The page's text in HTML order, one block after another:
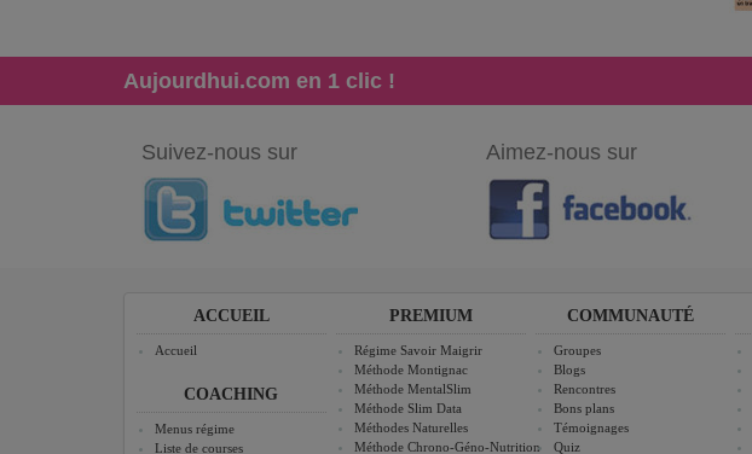
Aujourdhui.com en 1 clic !
Suivez-nous sur Aimez-nous sur
ACCUEIL
Accueil
COACHING
Menus régime
Liste de courses
PREMIUM
Régime Savoir Maigrir
Méthode Montignac
Méthode MentalSlim
Méthode Slim Data
Méthodes Naturelles
Méthode Chrono-Géno-Nutrition
COMMUNAUTÉ
Groupes
Blogs
Rencontres
Bons plans
Témoignages
Quiz